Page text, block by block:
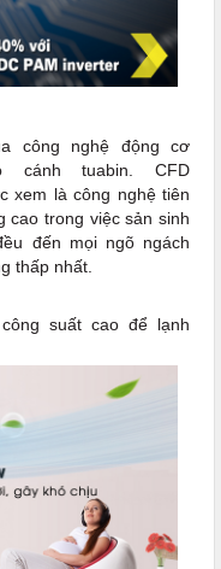
công nghệ động cơ
tuabin. CFD
xem là công nghệ tiên
cao trong việc sản sinh
đến mọi ngõ ngách
thấp nhất.
suất cao để lạnh